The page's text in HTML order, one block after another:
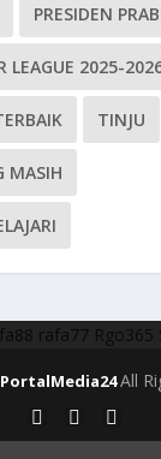
PRESIDEN
LEAGUE 2025-
TINJU
MASIH
rafa77 Rgo365
PortalMedia24All